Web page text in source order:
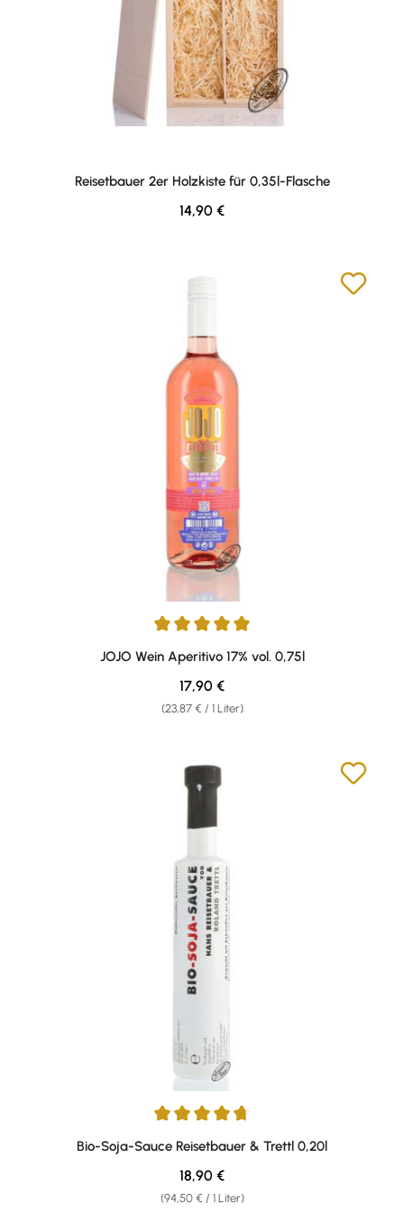
Reisetbauer 2er Holzkiste für 0,35l-Flasche
Regulärer Preis:
14,90 €
Durchschnittliche Bewertung von 5 von 5 Sternen
JOJO Wein Aperitivo 17% vol. 0,75l
(23,87 € / 1 Liter)
Regulärer Preis:
17,90 €
Durchschnittliche Bewertung von 4.83 von 5 Sternen
Bio-Soja-Sauce Reisetbauer & Trettl 0,20l
(94,50 € / 1 Liter)
Regulärer Preis:
18,90 €